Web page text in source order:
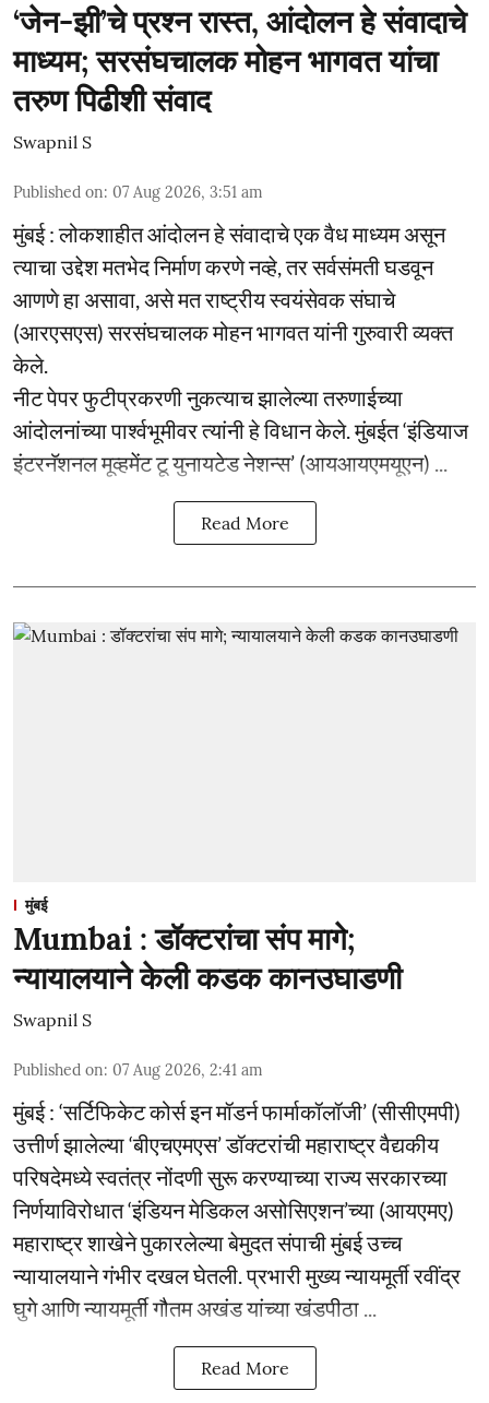
‘जेन-झी’चे प्रश्न रास्त, आंदोलन हे संवादाचे
माध्यम; सरसंघचालक मोहन भागवत यांचा
तरुण पिढीशी संवाद
Swapnil S
Published on: 07 Aug 2026, 3:51 am
मुंबई : लोकशाहीत आंदोलन हे संवादाचे एक वैध माध्यम असून
त्याचा उद्देश मतभेद निर्माण करणे नव्हे, तर सर्वसंमती घडवून
आणणे हा असावा, असे मत राष्ट्रीय स्वयंसेवक संघाचे
(आरएसएस) सरसंघचालक मोहन भागवत यांनी गुरुवारी व्यक्त
केले.
नीट पेपर फुटीप्रकरणी नुकत्याच झालेल्या तरुणाईच्या
आंदोलनांच्या पार्श्वभूमीवर त्यांनी हे विधान केले. मुंबईत ‘इंडियाज
इंटरनॅशनल मूव्हमेंट टू युनायटेड नेशन्स’ (आयआयएमयूएन) ...
Read More
मुंबई
Mumbai : डॉक्टरांचा संप मागे;
न्यायालयाने केली कडक कानउघाडणी
Swapnil S
Published on: 07 Aug 2026, 2:41 am
मुंबई : ‘सर्टिफिकेट कोर्स इन मॉडर्न फार्माकॉलॉजी’ (सीसीएमपी)
उत्तीर्ण झालेल्या ‘बीएचएमएस’ डॉक्टरांची महाराष्ट्र वैद्यकीय
परिषदेमध्ये स्वतंत्र नोंदणी सुरू करण्याच्या राज्य सरकारच्या
निर्णयाविरोधात ‘इंडियन मेडिकल असोसिएशन’च्या (आयएमए)
महाराष्ट्र शाखेने पुकारलेल्या बेमुदत संपाची मुंबई उच्च
न्यायालयाने गंभीर दखल घेतली. प्रभारी मुख्य न्यायमूर्ती रवींद्र
घुगे आणि न्यायमूर्ती गौतम अखंड यांच्या खंडपीठा ...
Read More